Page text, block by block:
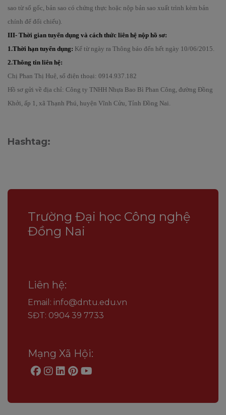
sao từ sổ gốc, bản sao có chứng thực hoặc nộp bản sao xuất trình kèm bản
chính để đối chiếu).
III- Thời gian tuyển dụng và cách thức liên hệ nộp hồ sơ:
1.Thời hạn tuyển dụng: Kể từ ngày ra Thông báo đến hết ngày 10/06/2015.
2.Thông tin liên hệ:
Chị Phan Thị Huệ, số điện thoại: 0914.937.182
Hồ sơ gửi về địa chỉ: Công ty TNHH Nhựa Bao Bì Phan Công, đường Đồng
Khởi, ấp 1, xã Thạnh Phú, huyện Vĩnh Cửu, Tỉnh Đồng Nai.
Hashtag:
Trường Đại học Công nghệ
Đồng Nai
Liên hệ:
Email: info@dntu.edu.vn
SĐT: 0904 39 7733
Mạng Xã Hội: